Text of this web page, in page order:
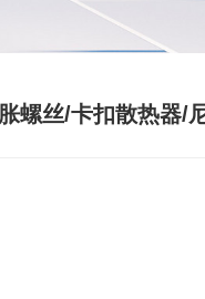
螺丝/卡扣散热器/